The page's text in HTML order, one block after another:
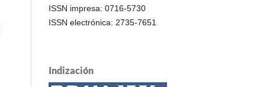
ISSN impresa: 0716-5730
ISSN electrónica: 2735-7651
Indización